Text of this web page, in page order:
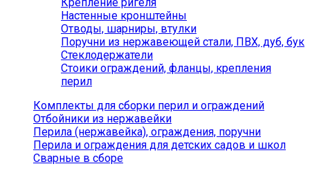
Настенные кронштейны
Отводы, шарниры, втулки
Поручни из нержавеющей стали, ПВХ, дуб, бук
Стеклодержатели
Стоики ограждений, фланцы, крепления
перил
Комплекты для сборки перил и ограждений
Отбойники из нержавейки
Перила (нержавейка), ограждения, поручни
Перила и ограждения для детских садов и школ
Сварные в сборе